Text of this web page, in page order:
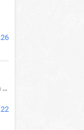
Kártya változások a 36.0.3-as patch alapján frissítve az adatbázisban (képek is cserélve).